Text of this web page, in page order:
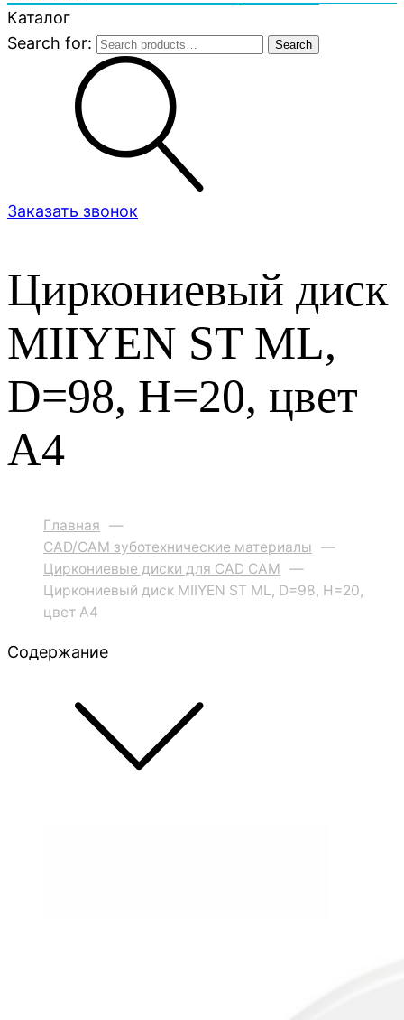
Каталог
Search for:
Search
Заказать звонок
Циркониевый диск
MIIYEN ST ML,
D=98, H=20, цвет
A4
Главная —
CAD/CAM зуботехнические материалы —
Циркониевые диски для CAD CAM —
Циркониевый диск MIIYEN ST ML, D=98, H=20,
цвет A4
Содержание